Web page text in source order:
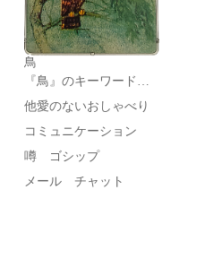
鳥
『鳥』のキーワード…
他愛のないおしゃべり
コミュニケーション
噂 ゴシップ
メール チャット